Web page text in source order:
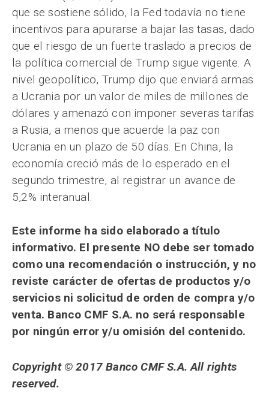
que se sostiene sólido, la Fed todavía no tiene
incentivos para apurarse a bajar las tasas, dado
que el riesgo de un fuerte traslado a precios de
la política comercial de Trump sigue vigente. A
nivel geopolítico, Trump dijo que enviará armas
a Ucrania por un valor de miles de millones de
dólares y amenazó con imponer severas tarifas
a Rusia, a menos que acuerde la paz con
Ucrania en un plazo de 50 días. En China, la
economía creció más de lo esperado en el
segundo trimestre, al registrar un avance de
5,2% interanual.
Este informe ha sido elaborado a título
informativo. El presente NO debe ser tomado
como una recomendación o instrucción, y no
reviste carácter de ofertas de productos y/o
servicios ni solicitud de orden de compra y/o
venta. Banco CMF S.A. no será responsable
por ningún error y/u omisión del contenido.
Copyright © 2017 Banco CMF S.A. All rights
reserved.